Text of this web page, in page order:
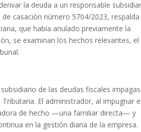
la deuda a un responsable
casación número 5704/2023, respalda
que había anulado previamente la
se examinan los hechos relevantes, el
de las deudas fiscales
El administrador, al impugnar
de hecho —una familiar directa— y
en la gestión diaria de la empresa.